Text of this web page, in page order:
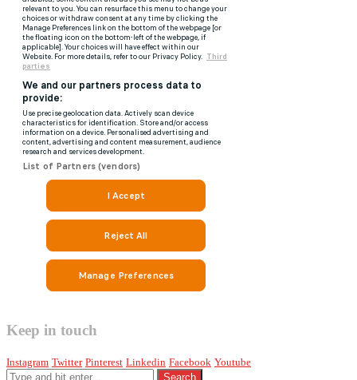
Keep in touch
Instagram Twitter Pinterest Linkedin Facebook Youtube